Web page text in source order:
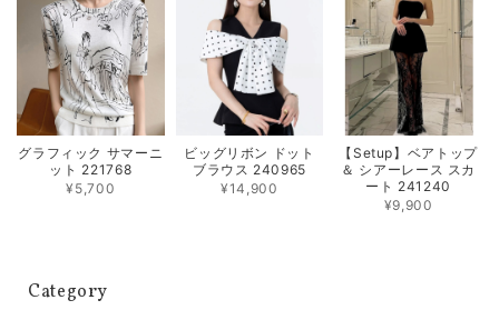
グラフィック サマーニ
ット 221768
¥5,700
ビッグリボン ドット
ブラウス 240965
¥14,900
【Setup】ベアトップ
＆ シアーレース スカ
ート 241240
¥9,900
Category